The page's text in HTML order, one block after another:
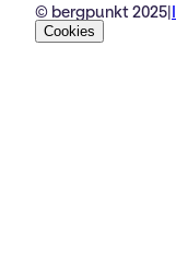
© bergpunkt 2025
Cookies